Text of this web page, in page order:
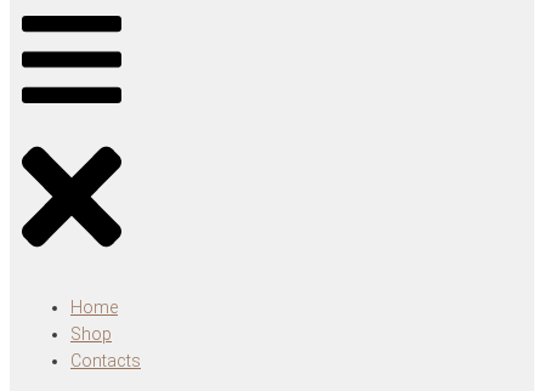
Home
Shop
Contacts